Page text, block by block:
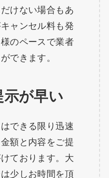
けない場合もあ
ャンセル料も発
のペースで業者
できます。
示が早い
できる限り迅速
額と内容をご提
ております。大
少しお時間を頂